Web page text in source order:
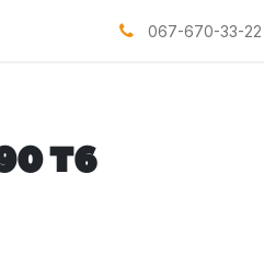
067-670-33-22
T6